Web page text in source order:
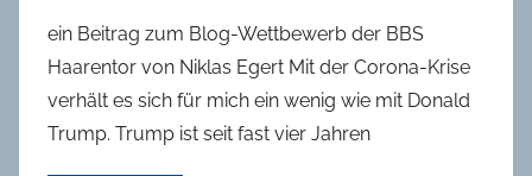
ein Beitrag zum Blog-Wettbewerb der BBS
Haarentor von Niklas Egert Mit der Corona-Krise
verhält es sich für mich ein wenig wie mit Donald
Trump. Trump ist seit fast vier Jahren